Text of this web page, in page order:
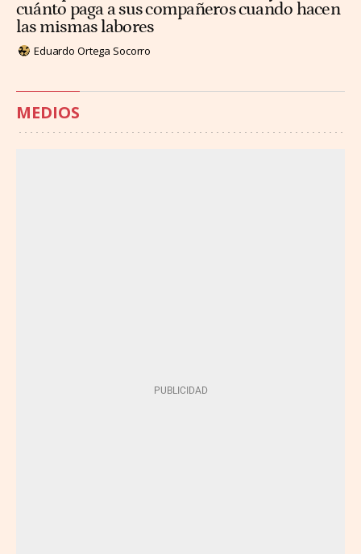
cuánto paga a sus compañeros cuando hacen
las mismas labores
Eduardo Ortega Socorro
MEDIOS